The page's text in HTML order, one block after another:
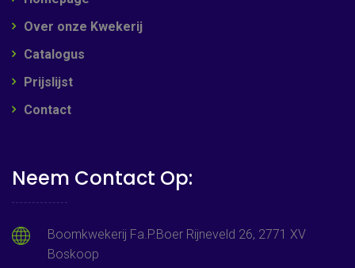
Over onze Kwekerij
Catalogus
Prijslijst
Contact
Neem Contact Op:
Boomkwekerij Fa.P.Boer Rijneveld 26, 2771 XV
Boskoop